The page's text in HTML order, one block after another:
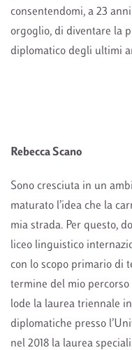
consentendomi, a 23
orgoglio, di diventare la
diplomatico degli ultimi
Rebecca Scano
Sono cresciuta in un
maturato l’idea che la
mia strada. Per questo,
liceo linguistico
con lo scopo primario di
termine del mio percorso
lode la laurea triennale
diplomatiche presso
nel 2018 la laurea